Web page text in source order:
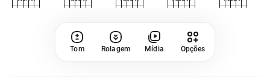
Tom Rolagem Mídia Opções